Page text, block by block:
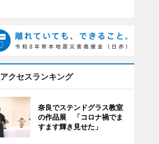
アクセスランキング
奈良でステンドグラス教室
の作品展 「コロナ禍でま
すます輝き見せた」